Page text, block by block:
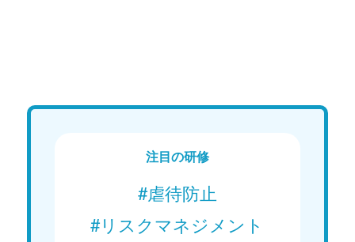
Web講義を視聴する
注目の研修
#虐待防止
#リスクマネジメント